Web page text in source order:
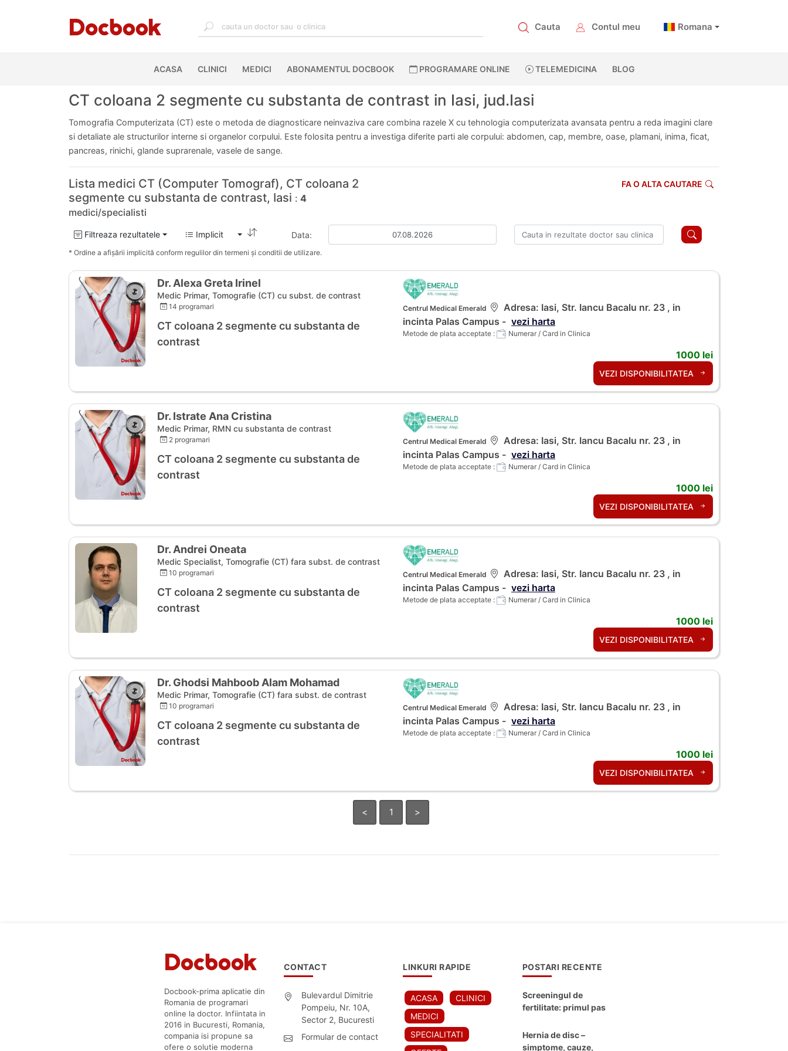
Cauta Contul meu Romana
ACASA(CURRENT)
CLINICI MEDICI ABONAMENTUL DOCBOOK PROGRAMARE ONLINE TELEMEDICINA BLOG
CT coloana 2 segmente cu substanta de contrast in Iasi, jud.Iasi
Tomografia Computerizata (CT) este o metoda de diagnosticare neinvaziva care combina razele X cu tehnologia computerizata avansata pentru a reda imagini clare
si detaliate ale structurilor interne si organelor corpului. Este folosita pentru a investiga diferite parti ale corpului: abdomen, cap, membre, oase, plamani, inima, ficat,
pancreas, rinichi, glande suprarenale, vasele de sange.
Lista medici CT (Computer Tomograf), CT coloana 2
segmente cu substanta de contrast, Iasi : 4
medici/specialisti
FA O ALTA CAUTARE
Filtreaza rezultatele Implicit Data:
* Ordine a afișării implicită conform regulilor din termeni și conditii de utilizare.
Dr. Alexa Greta Irinel
Medic Primar, Tomografie (CT) cu subst. de contrast
14 programari
CT coloana 2 segmente cu substanta de
contrast
Centrul Medical Emerald
Adresa: Iasi, Str. Iancu Bacalu nr. 23 , in
incinta Palas Campus - vezi harta
Metode de plata acceptate : Numerar / Card in Clinica
1000 lei
VEZI DISPONIBILITATEA
Dr. Istrate Ana Cristina
Medic Primar, RMN cu substanta de contrast
2 programari
CT coloana 2 segmente cu substanta de
contrast
Centrul Medical Emerald
Adresa: Iasi, Str. Iancu Bacalu nr. 23 , in
incinta Palas Campus - vezi harta
Metode de plata acceptate : Numerar / Card in Clinica
1000 lei
VEZI DISPONIBILITATEA
Dr. Andrei Oneata
Medic Specialist, Tomografie (CT) fara subst. de contrast
10 programari
CT coloana 2 segmente cu substanta de
contrast
Centrul Medical Emerald
Adresa: Iasi, Str. Iancu Bacalu nr. 23 , in
incinta Palas Campus - vezi harta
Metode de plata acceptate : Numerar / Card in Clinica
1000 lei
VEZI DISPONIBILITATEA
Dr. Ghodsi Mahboob Alam Mohamad
Medic Primar, Tomografie (CT) fara subst. de contrast
10 programari
CT coloana 2 segmente cu substanta de
contrast
Centrul Medical Emerald
Adresa: Iasi, Str. Iancu Bacalu nr. 23 , in
incinta Palas Campus - vezi harta
Metode de plata acceptate : Numerar / Card in Clinica
1000 lei
VEZI DISPONIBILITATEA
< 1 >
Docbook-prima aplicatie din
Romania de programari
online la doctor. Infiintata in
2016 in Bucuresti, Romania,
compania isi propune sa
ofere o solutie moderna
CONTACT
Bulevardul Dimitrie
Pompeiu, Nr. 10A,
Sector 2, Bucuresti
Formular de contact
LINKURI RAPIDE
ACASA
CLINICI
MEDICI
SPECIALITATI
POSTARI RECENTE
Screeningul de
fertilitate: primul pas
Hernia de disc –
simptome, cauze,